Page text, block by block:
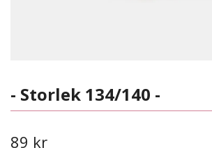
- Storlek 134/140 -
89 kr